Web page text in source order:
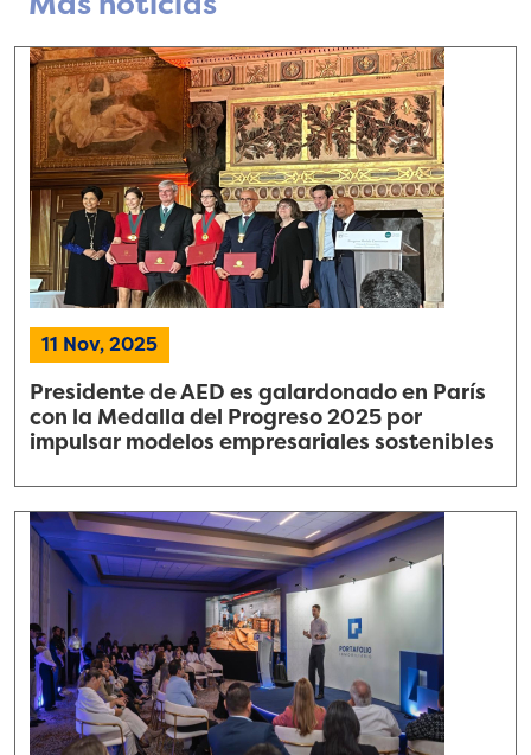
11 Nov, 2025
Presidente de AED es galardonado en París
con la Medalla del Progreso 2025 por
impulsar modelos empresariales sostenibles